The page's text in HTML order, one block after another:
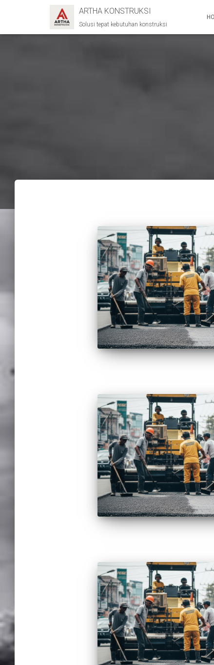
ARTHA KONSTRUKSI
Solusi tepat kebutuhan konstruksi